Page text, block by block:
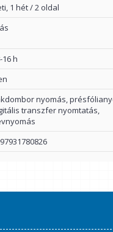
1 hét / 2 oldal
16 h
nyomás,
transzfer nyomtatás,